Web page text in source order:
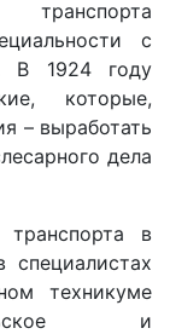
с
В 1924 году
которые,
– выработать
дела
в
специалистах
техникуме
и